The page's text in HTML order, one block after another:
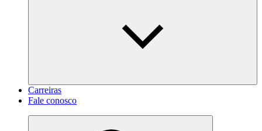
Carreiras
Fale conosco